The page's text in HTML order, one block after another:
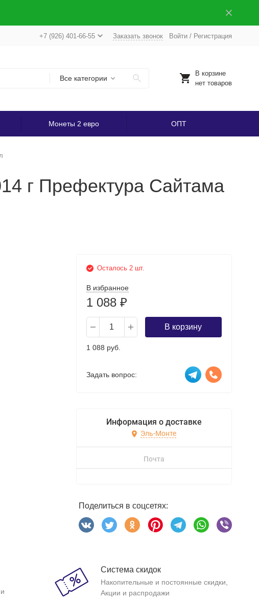
+7 (926) 401-66-55 Заказать звонок Войти/ Регистрация
Все категории
В корзине
нет товаров
Монеты 2 евро ОПТ
г Префектура Сайтама
Осталось 2 шт.
В избранное
1 088 ₽
В корзину
1 088 руб.
Задать вопрос:
Информация о доставке
Эль-Монте
Почта
Поделиться в соцсетях:
Система скидок
Накопительные и постоянные скидки,
Акции и распродажи